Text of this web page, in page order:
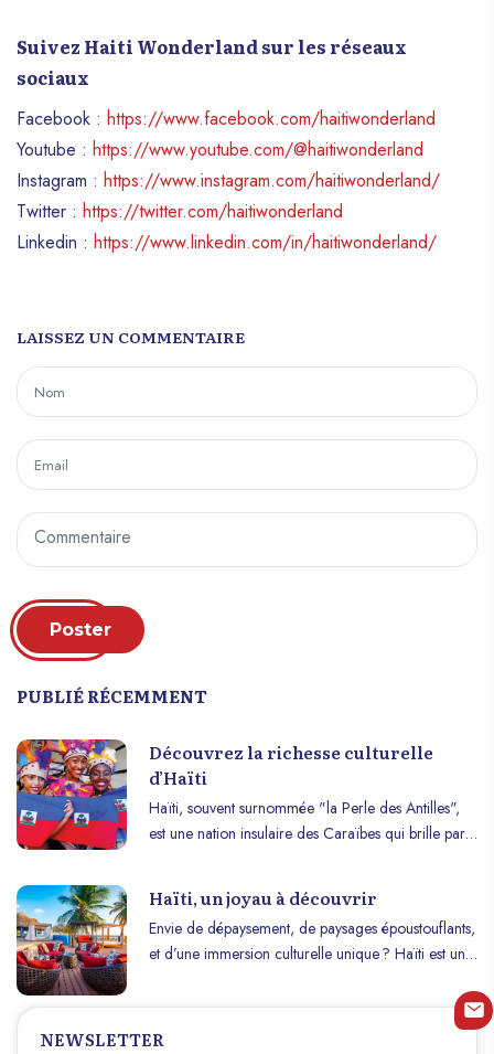
Suivez Haiti Wonderland sur les réseaux
sociaux
Facebook : https://www.facebook.com/haitiwonderland
Youtube : https://www.youtube.com/@haitiwonderland
Instagram : https://www.instagram.com/haitiwonderland/
Twitter : https://twitter.com/haitiwonderland
Linkedin : https://www.linkedin.com/in/haitiwonderland/
LAISSEZ UN COMMENTAIRE
Poster
PUBLIÉ RÉCEMMENT
Découvrez la richesse culturelle
d’Haïti
Haïti, souvent surnommée "la Perle des Antilles",
est une nation insulaire des Caraïbes qui brille par
espagnoles et indigènes, façonnées par une histoire
tumultueuse et une résilience remarquable.
Explorons ensemble les facettes variées de cette
Haïti, un joyau à découvrir
Envie de dépaysement, de paysages époustouflants,
et d’une immersion culturelle unique ? Haïti est une
découvrir. De ses plages paradisiaques aux
montagnes verdoyantes, en passant par son histoire
NEWSLETTER